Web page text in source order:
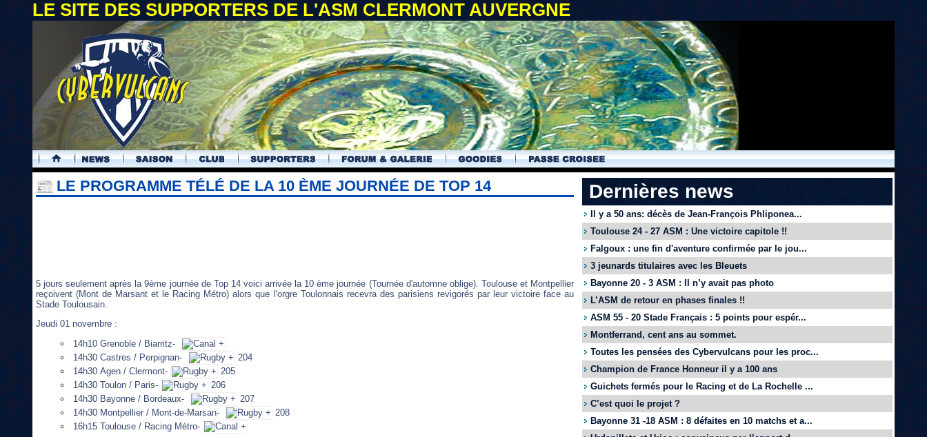
LE SITE DES SUPPORTERS DE L'ASM CLERMONT AUVERGNE
.
LE PROGRAMME TÉLÉ DE LA 10 ÈME JOURNÉE DE TOP 14
5 jours seulement après la 9ème journée de Top 14 voici arrivée la 10 ème journée (Tournée d'automne oblige). Toulouse et Montpellier
reçoivent (Mont de Marsant et le Racing Métro) alors que l'orgre Toulonnais recevra des parisiens revigorés par leur victoire face au
Stade Toulousain.
Jeudi 01 novembre :
14h10 Grenoble / Biarritz-
14h30 Castres / Perpignan-
204
14h30 Agen / Clermont-
205
14h30 Toulon / Paris-
206
14h30 Bayonne / Bordeaux-
207
14h30 Montpellier / Mont-de-Marsan-
208
16h15 Toulouse / Racing Métro-
Dernières news
Il y a 50 ans: décès de Jean-François Phliponea...
Toulouse 24 - 27 ASM : Une victoire capitole !!
Falgoux : une fin d'aventure confirmée par le jou...
3 jeunards titulaires avec les Bleuets
Bayonne 20 - 3 ASM : Il n’y avait pas photo
L’ASM de retour en phases finales !!
ASM 55 - 20 Stade Français : 5 points pour espér...
Montferrand, cent ans au sommet.
Toutes les pensées des Cybervulcans pour les proc...
Champion de France Honneur il y a 100 ans
Guichets fermés pour le Racing et de La Rochelle ...
C’est quoi le projet ?
Bayonne 31 -18 ASM : 8 défaites en 10 matchs et a...